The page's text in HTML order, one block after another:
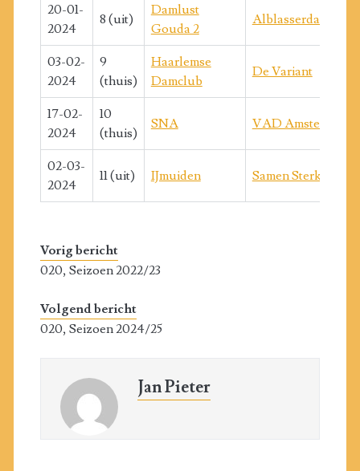
20-01-
2024
8 (uit)
Damlust
Gouda 2
Alblasserdam
03-02-
2024
9
(thuis)
Haarlemse
Damclub
De Variant
17-02-
2024
10
(thuis)
SNA VAD Amsterdam
02-03-
2024
11 (uit) IJmuiden Samen Sterk
Vorig bericht
020, Seizoen 2022/23
Volgend bericht
020, Seizoen 2024/25
Jan Pieter